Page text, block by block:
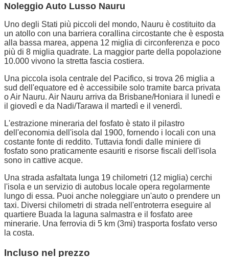
Noleggio Auto Lusso Nauru
Uno degli Stati più piccoli del mondo, Nauru è costituito da
un atollo con una barriera corallina circostante che è esposta
alla bassa marea, appena 12 miglia di circonferenza e poco
più di 8 miglia quadrate. La maggior parte della popolazione
10.000 vivono la stretta fascia costiera.
Una piccola isola centrale del Pacifico, si trova 26 miglia a
sud dell'equatore ed è accessibile solo tramite barca privata
o Air Nauru. Air Nauru arriva da Brisbane/Honiara il lunedì e
il giovedì e da Nadi/Tarawa il martedì e il venerdì.
L'estrazione mineraria del fosfato è stato il pilastro
dell'economia dell'isola dal 1900, fornendo i locali con una
costante fonte di reddito. Tuttavia fondi dalle miniere di
fosfato sono praticamente esauriti e risorse fiscali dell'isola
sono in cattive acque.
Una strada asfaltata lunga 19 chilometri (12 miglia) cerchi
l'isola e un servizio di autobus locale opera regolarmente
lungo di essa. Puoi anche noleggiare un'auto o prendere un
taxi. Diversi chilometri di strada nell'entroterra eseguire al
quartiere Buada la laguna salmastra e il fosfato aree
minerarie. Una ferrovia di 5 km (3mi) trasporta fosfato verso
la costa.
Incluso nel prezzo